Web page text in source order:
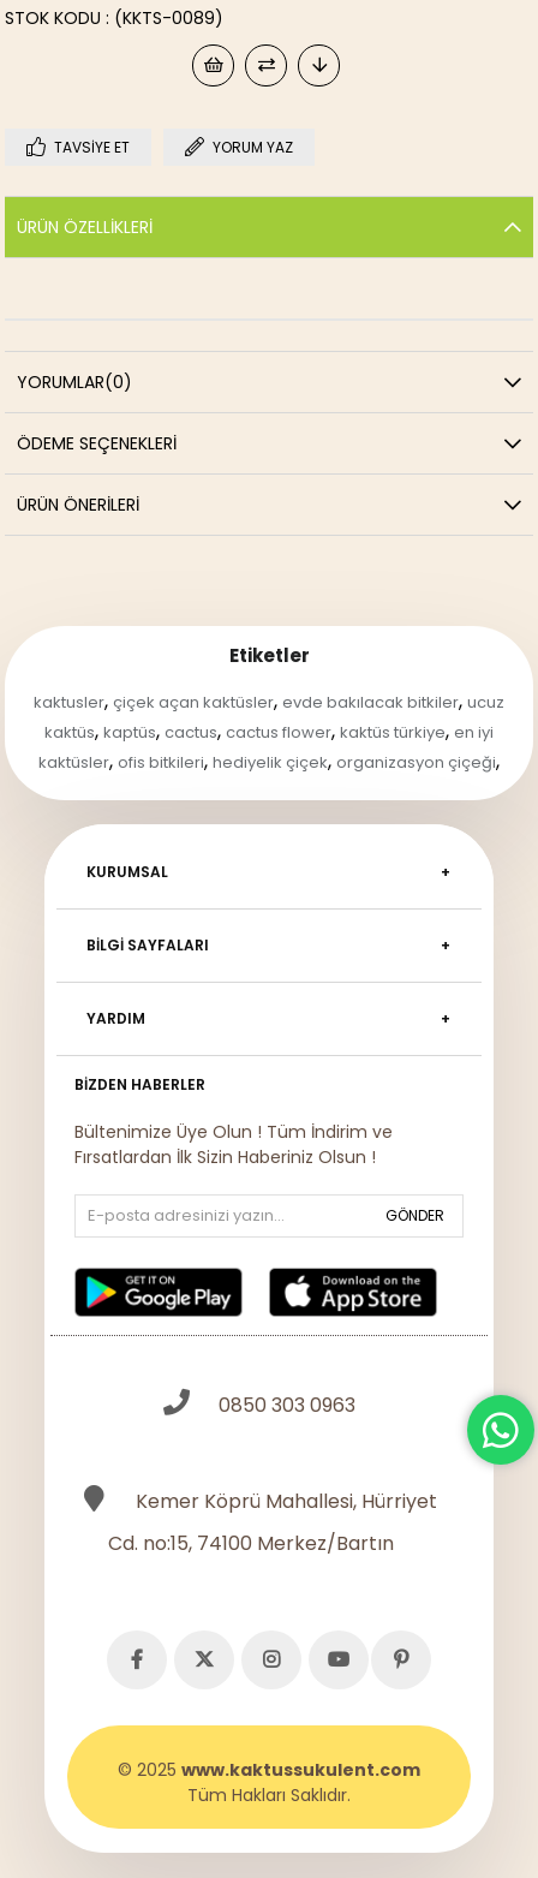
(KKTS-0089)
STOK KODU
TAVSIYE ET YORUM YAZ
ÜRÜN ÖZELLIKLERI
YORUMLAR(0)
ÖDEME SEÇENEKLERI
ÜRÜN ÖNERILERI
Etiketler
kaktusler, çiçek açan kaktüsler, evde bakılacak bitkiler, ucuz
kaktüs, kaptüs, cactus, cactus flower, kaktüs türkiye, en iyi
kaktüsler, ofis bitkileri, hediyelik çiçek, organizasyon çiçeği,
KURUMSAL
BILGI SAYFALARI
YARDIM
BIZDEN HABERLER
Bültenimize Üye Olun ! Tüm İndirim ve
Fırsatlardan İlk Sizin Haberiniz Olsun !
GÖNDER
0850 303 0963
Kemer Köprü Mahallesi, Hürriyet
Cd. no:15, 74100 Merkez/Bartın
© 2025 www.kaktussukulent.com
Tüm Hakları Saklıdır.